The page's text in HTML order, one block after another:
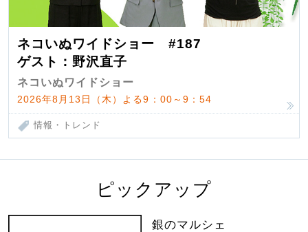
ネコいぬワイドショー #187
ゲスト：野沢直子
ネコいぬワイドショー
2026年8月13日（木）よる9：00～9：54
情報・トレンド
ピックアップ
銀のマルシェ